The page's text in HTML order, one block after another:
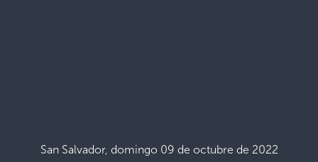
San Salvador, domingo 09 de octubre de 2022